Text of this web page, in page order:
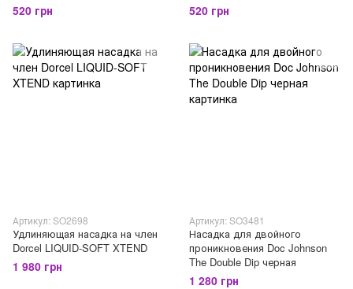
520 грн 520 грн
Артикул: SO2698
Удлиняющая насадка на член
Dorcel LIQUID-SOFT XTEND
1 980 грн
Артикул: SO3481
Насадка для двойного
проникновения Doc Johnson
The Double Dip черная
1 280 грн